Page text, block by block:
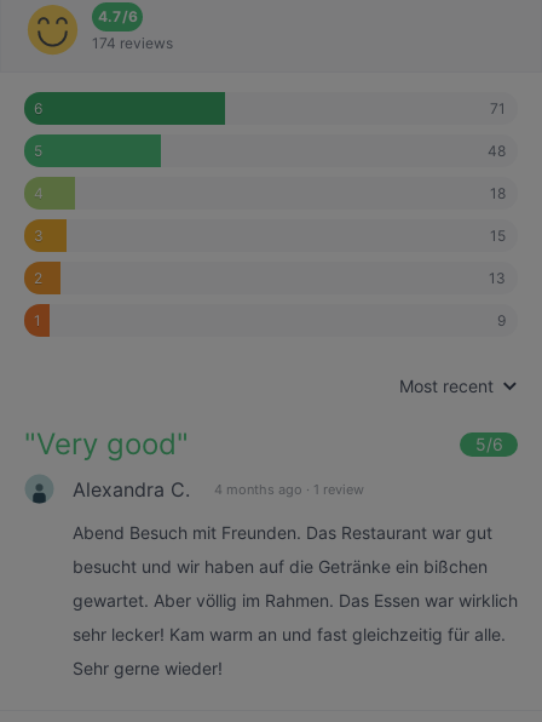
4.7/6
174 reviews
6 71
5 48
4 18
3 15
2 13
1 9
Most recent
"Very good" 5/6
Alexandra C. 4 months ago · 1 review
Abend Besuch mit Freunden. Das Restaurant war gut
besucht und wir haben auf die Getränke ein bißchen
gewartet. Aber völlig im Rahmen. Das Essen war wirklich
sehr lecker! Kam warm an und fast gleichzeitig für alle.
Sehr gerne wieder!